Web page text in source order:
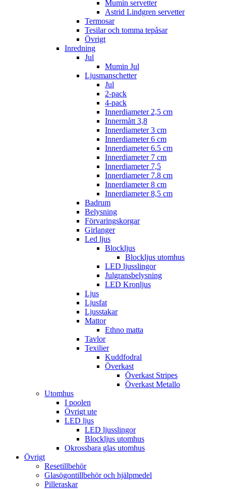
Mumin servetter
Astrid Lindgren servetter
Termosar
Tesilar och tomma tepåsar
Övrigt
Inredning
Jul
Mumin Jul
Ljusmanschetter
Jul
2-pack
4-pack
Innerdiameter 2,5 cm
Innermått 3,8
Innerdiameter 3 cm
Innerdiameter 6 cm
Innerdiameter 6.5 cm
Innerdiameter 7 cm
Innerdiameter 7,5
Innerdiameter 7.8 cm
Innerdiameter 8 cm
Innerdiameter 8,5 cm
Badrum
Belysning
Förvaringskorgar
Girlanger
Led ljus
Blockljus
Blockljus utomhus
LED ljusslingor
Julgransbelysning
LED Kronljus
Ljus
Ljusfat
Ljusstakar
Mattor
Ethno matta
Tavlor
Texilier
Kuddfodral
Överkast
Överkast Stripes
Överkast Metallo
Utomhus
I poolen
Övrigt ute
LED ljus
LED ljusslingor
Blockljus utomhus
Okrossbara glas utomhus
Övrigt
Resetillbehör
Glasögontillbehör och hjälpmedel
Pilleraskar